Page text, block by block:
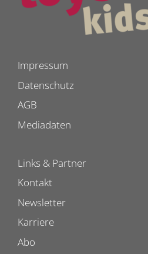
Impressum
Datenschutz
AGB
Mediadaten
Links & Partner
Kontakt
Newsletter
Karriere
Abo